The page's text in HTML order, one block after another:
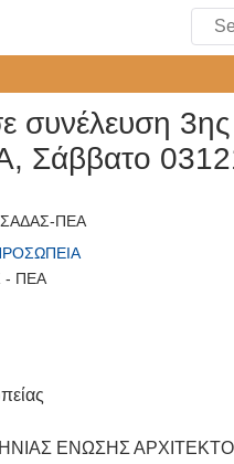
Search
for:
συνέλευση
Σάββατο
ΣΑΔΑΣ-ΠΕΑ
- ΠΕΑ
ΕΝΩΣΗΣ